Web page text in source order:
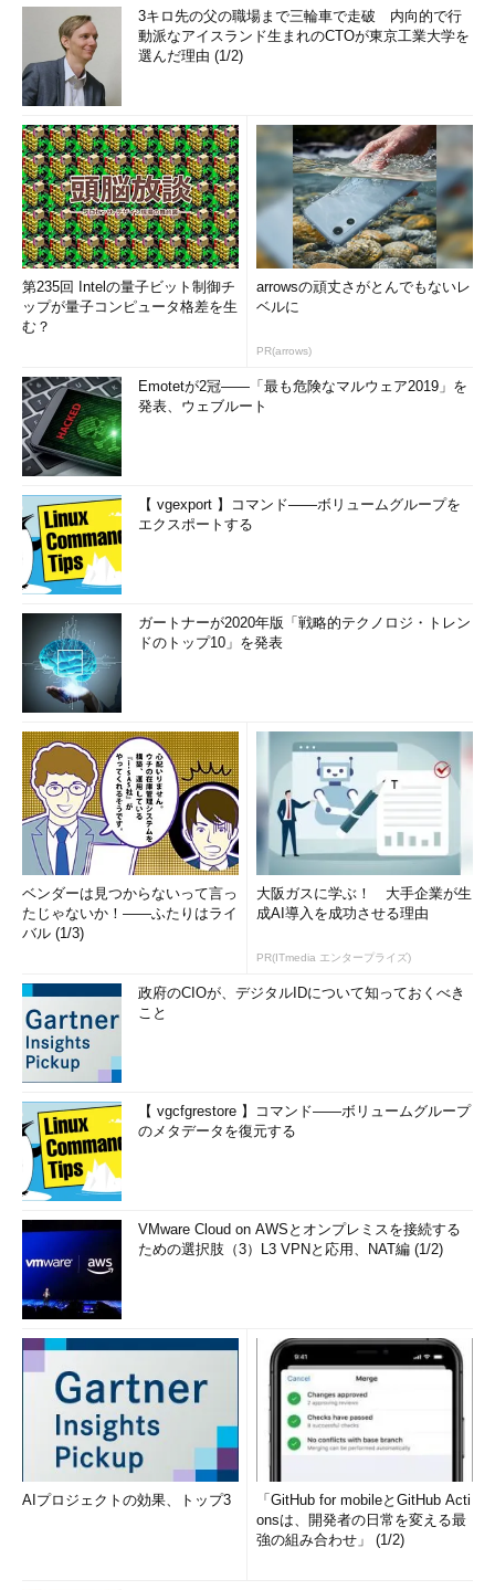
3キロ先の父の職場まで三輪車で走破 内向的で行
動派なアイスランド生まれのCTOが東京工業大学を
選んだ理由 (1/2)
第235回 Intelの量子ビット制御チ
ップが量子コンピュータ格差を生
む？
arrowsの頑丈さがとんでもないレ
ベルに
PR(arrows)
Emotetが2冠――「最も危険なマルウェア2019」を
発表、ウェブルート
【 vgexport 】コマンド――ボリュームグループを
エクスポートする
ガートナーが2020年版「戦略的テクノロジ・トレン
ドのトップ10」を発表
ベンダーは見つからないって言っ
たじゃないか！――ふたりはライ
バル (1/3)
大阪ガスに学ぶ！ 大手企業が生
成AI導入を成功させる理由
PR(ITmedia エンタープライズ)
政府のCIOが、デジタルIDについて知っておくべき
こと
【 vgcfgrestore 】コマンド――ボリュームグループ
のメタデータを復元する
VMware Cloud on AWSとオンプレミスを接続する
ための選択肢（3）L3 VPNと応用、NAT編 (1/2)
AIプロジェクトの効果、トップ3
「GitHub for mobileとGitHub Acti
onsは、開発者の日常を変える最
強の組み合わせ」 (1/2)